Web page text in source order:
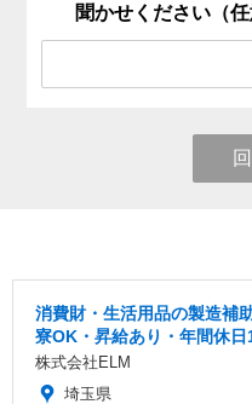
聞かせください（任
消費財・生活用品の製造補
寮OK・昇給あり・年間休
株式会社ELM
埼玉県